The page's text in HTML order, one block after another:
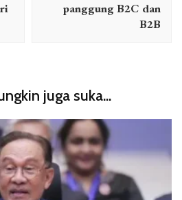
panggung B2C dan
B2B
juga suka...